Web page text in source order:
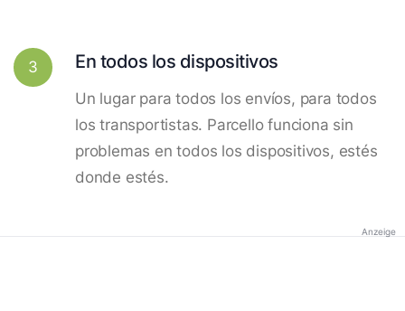
3 En todos los dispositivos
Un lugar para todos los envíos, para todos
los transportistas. Parcello funciona sin
problemas en todos los dispositivos, estés
donde estés.
Anzeige